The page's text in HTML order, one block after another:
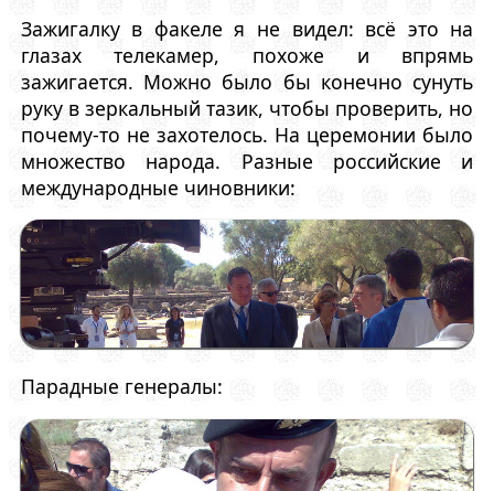
Зажигалку в факеле я не видел: всё это на
глазах телекамер, похоже и впрямь
зажигается. Можно было бы конечно сунуть
руку в зеркальный тазик, чтобы проверить, но
почему-то не захотелось. На церемонии было
множество народа. Разные российские и
международные чиновники:
Парадные генералы: